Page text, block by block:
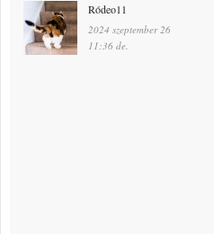
Ródeo11
2024 szeptember 26
11:36 de.